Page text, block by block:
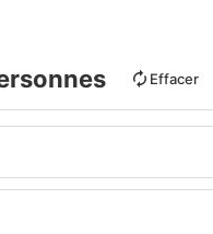
Effacer